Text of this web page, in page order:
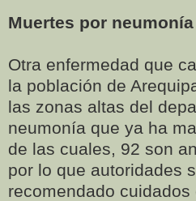
Muertes por neumonía
Otra enfermedad que
la población de
las zonas altas del
neumonía que ya ha
de las cuales, 92 son
por lo que autoridades
recomendado